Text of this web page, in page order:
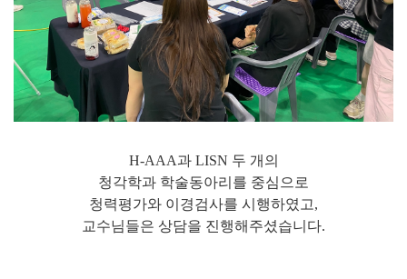
H-AAA과 LISN 두 개의
청각학과 학술동아리를 중심으로
청력평가와 이경검사를 시행하였고,
교수님들은 상담을 진행해주셨습니다.